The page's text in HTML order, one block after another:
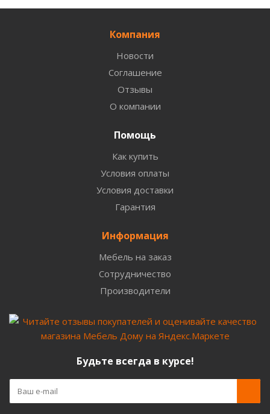
Компания
Новости
Соглашение
Отзывы
О компании
Помощь
Как купить
Условия оплаты
Условия доставки
Гарантия
Информация
Мебель на заказ
Сотрудничество
Производители
Будьте всегда в курсе!